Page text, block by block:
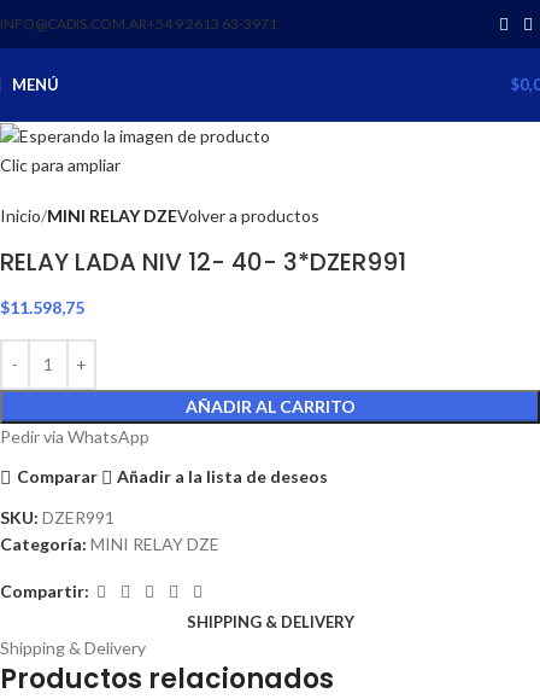
INFO@CADIS.COM.AR‪+54 9 2613 63‑3971‬
MENÚ $
Clic para ampliar
Inicio MINI RELAY DZEVolver a productos
RELAY LADA NIV 12- 40- 3*DZER991
$11.598,75
AÑADIR AL CARRITO
Pedir via WhatsApp
Comparar
Añadir a la lista de deseos
SKU: DZER991
Categoría: MINI RELAY DZE
Compartir:
SHIPPING & DELIVERY
Shipping & Delivery
Productos relacionados